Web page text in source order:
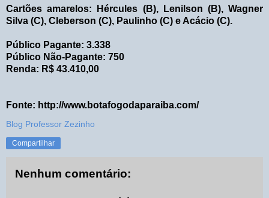
Cartões amarelos: Hércules (B), Lenilson (B), Wagner
Silva (C), Cleberson (C), Paulinho (C) e Acácio (C).
Público Pagante: 3.338
Público Não-Pagante: 750
Renda: R$ 43.410,00
Fonte: http://www.botafogodaparaiba.com/
Blog Professor Zezinho
Compartilhar
Nenhum comentário: